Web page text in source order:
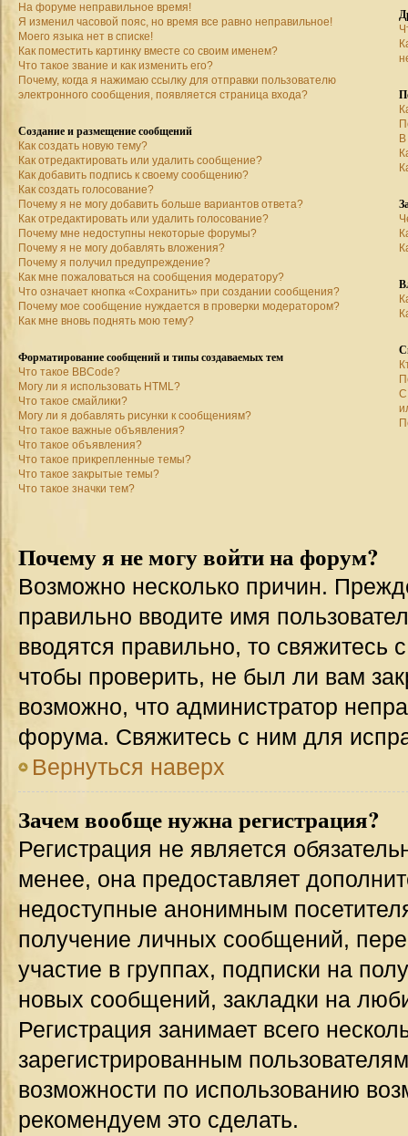
На форуме неправильное время!
Я изменил часовой пояс, но время все равно неправильное!
Моего языка нет в списке!
Как поместить картинку вместе со своим именем?
Что такое звание и как изменить его?
Почему, когда я нажимаю ссылку для отправки пользователю
электронного сообщения, появляется страница входа?
Создание и размещение сообщений
Как создать новую тему?
Как отредактировать или удалить сообщение?
Как добавить подпись к своему сообщению?
Как создать голосование?
Почему я не могу добавить больше вариантов ответа?
Как отредактировать или удалить голосование?
Почему мне недоступны некоторые форумы?
Почему я не могу добавлять вложения?
Почему я получил предупреждение?
Как мне пожаловаться на сообщения модератору?
Что означает кнопка «Сохранить» при создании сообщения?
Почему мое сообщение нуждается в проверки модератором?
Как мне вновь поднять мою тему?
Форматирование сообщений и типы создаваемых тем
Что такое BBCode?
Могу ли я использовать HTML?
Что такое смайлики?
Могу ли я добавлять рисунки к сообщениям?
Что такое важные объявления?
Что такое объявления?
Что такое прикрепленные темы?
Что такое закрытые темы?
Что такое значки тем?
С
Почему я не могу войти на форум?
Возможно несколько причин.
правильно вводите имя
вводятся правильно, то
чтобы проверить, не был ли вам
возможно, что администратор
форума. Свяжитесь с ним для
Вернуться наверх
Зачем вообще нужна регистрация?
Регистрация не является
менее, она предоставляет
недоступные анонимным
получение личных сообщений,
участие в группах, подписки на
новых сообщений, закладки на
Регистрация занимает всего
зарегистрированным
возможности по использованию
рекомендуем это сделать.